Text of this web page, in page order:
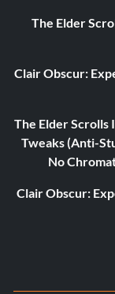
The Elder
Clair Obscur:
The Elder Scrolls
Tweaks (Anti-
No
Clair Obscur: